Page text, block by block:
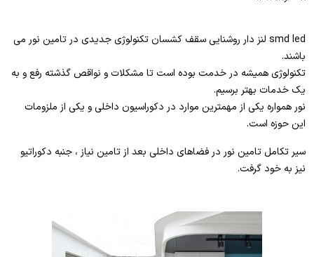
smd led لنز دار روشنایی سقف کشسان تکنولوژی جدیدی در تامین نور می
باشند.
تکنولوژی همیشه در خدمت بوده است تا مشکلات و نواقص گذشته رفع و به
یک خدمات بهتر برسیم.
نور همواره یکی از مهمترین موارد در دکوراسیون داخلی و یکی از ملزومات
این حوزه است.
سیر تکامل تامین نور در فضاهای داخلی بعد از تامین نیاز ، جنبه دکوراتیو
نیز به خود گرفت.